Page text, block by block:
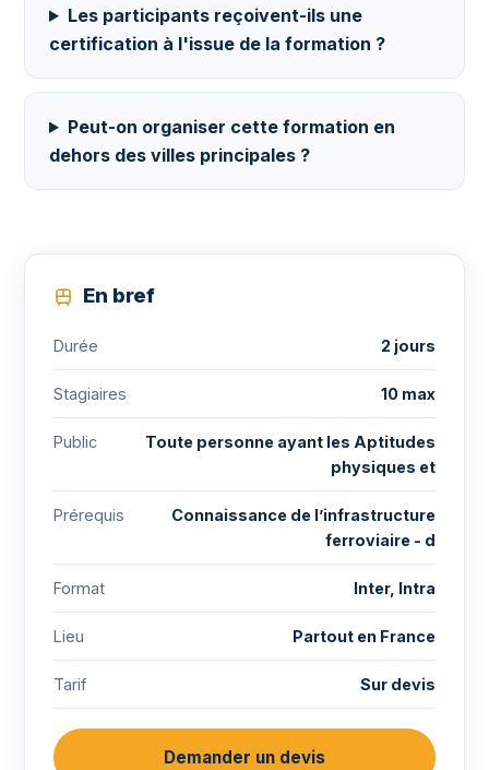
Les participants reçoivent-ils une
certification à l'issue de la formation ?
Peut-on organiser cette formation en
dehors des villes principales ?
En bref
Durée 2 jours
Stagiaires 10 max
Public
Toute personne ayant les Aptitudes
physiques et
Prérequis
Connaissance de l’infrastructure
ferroviaire - d
Format Inter, Intra
Lieu Partout en France
Tarif Sur devis
Demander un devis